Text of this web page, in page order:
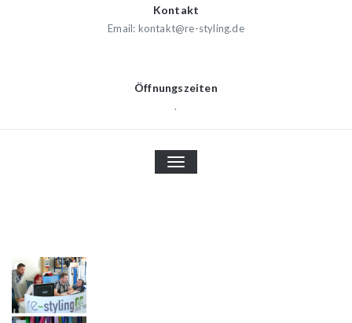
Kontakt
Email: kontakt@re-styling.de
Öffnungszeiten
.
TOGGLE
NAVIGATION